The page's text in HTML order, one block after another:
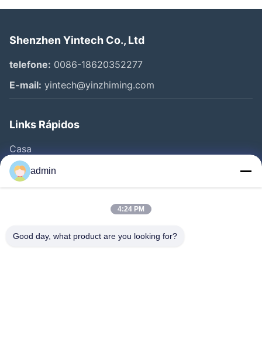
Shenzhen Yintech Co., Ltd
telefone: 0086-18620352277
E-mail: yintech@yinzhiming.com
Links Rápidos
Casa
Produtos
Vídeos
Excursão Da Fábrica
admin
4:24 PM
Good day, what product are you looking for?